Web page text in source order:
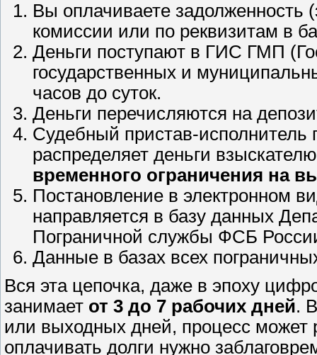
Вы оплачиваете задолженность
комиссии или по реквизитам в
Деньги поступают в ГИС ГМП
государственных и
часов до суток.
Деньги перечисляются на
Судебный пристав-
распределяет деньги
временного ограничения на
Постановление в электронном
направляется в базу данных
Пограничной службы ФСБ
Данные в базах всех
Вся эта цепочка, даже в эпоху
занимает от 3 до 7 рабочих дней.
или выходных дней, процесс может
оплачивать долги нужно